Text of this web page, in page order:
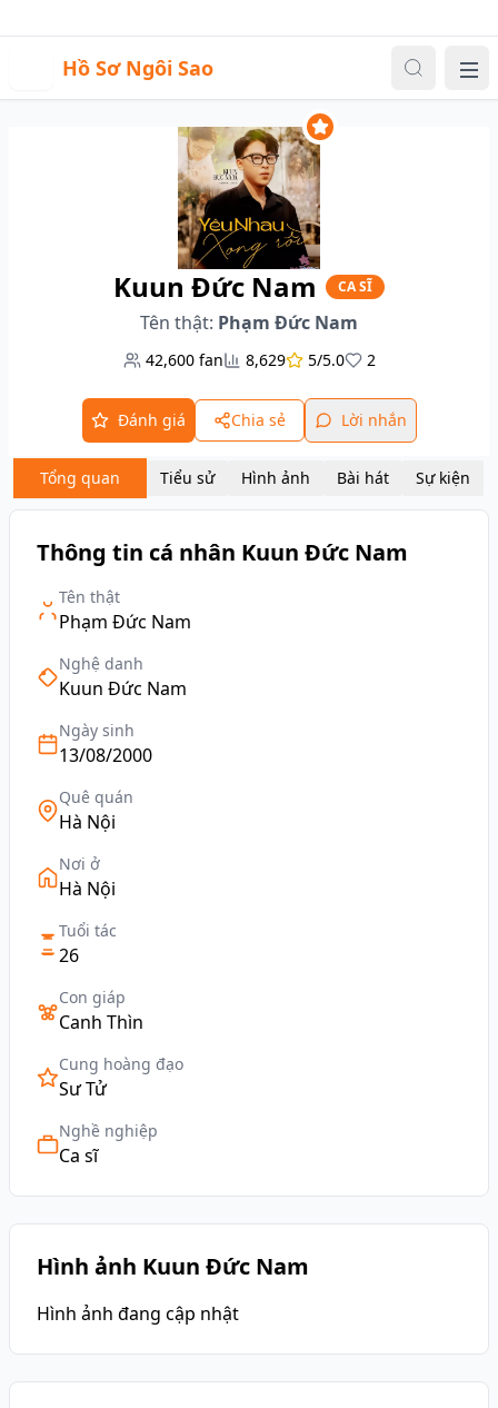
Hồ Sơ Ngôi Sao
Kuun Đức Nam CA SĨ
Tên thật: Phạm Đức Nam
42,600 fan 8,629 5/5.0 2
Đánh giá Chia sẻ Lời nhắn
Tổng quan Tiểu sử Hình ảnh Bài hát Sự kiện
Thông tin cá nhân Kuun Đức Nam
Tên thật
Phạm Đức Nam
Nghệ danh
Kuun Đức Nam
Ngày sinh
13/08/2000
Quê quán
Hà Nội
Nơi ở
Hà Nội
Tuổi tác
26
Con giáp
Canh Thìn
Cung hoàng đạo
Sư Tử
Nghề nghiệp
Ca sĩ
Hình ảnh Kuun Đức Nam
Hình ảnh đang cập nhật